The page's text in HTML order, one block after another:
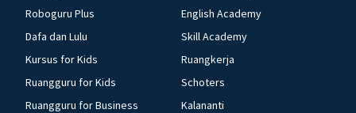
Roboguru Plus
Dafa dan Lulu
Kursus for Kids
Ruangguru for Kids
Ruangguru for Business
English Academy
Skill Academy
Ruangkerja
Schoters
Kalananti